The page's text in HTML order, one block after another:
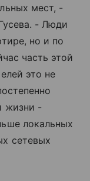
мест, -
- Люди
но и по
часть этой
это не
жизни -
локальных
сетевых